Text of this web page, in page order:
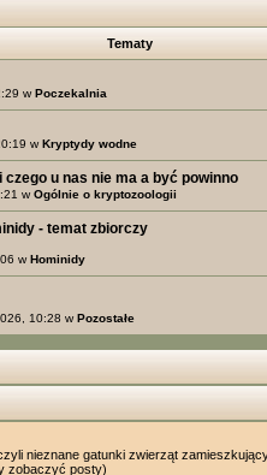
Tematy
w Poczekalnia
w Kryptydy wodne
u nas nie ma a być powinno
w Ogólnie o kryptozoologii
- temat zbiorczy
w Hominidy
10:28 w Pozostałe
nieznane gatunki zwierząt
zobaczyć posty)